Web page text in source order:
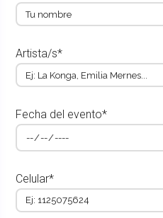
Artista/s*
Fecha del evento*
Celular*